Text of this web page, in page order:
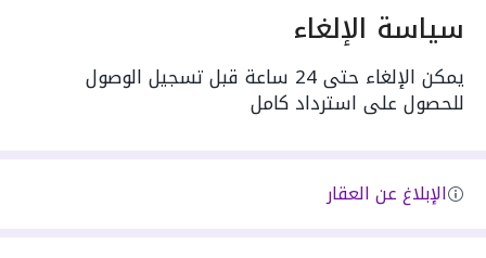
سياسة الإلغاء
يمكن الإلغاء حتى 24 ساعة قبل تسجيل الوصول
للحصول على استرداد كامل
الإبلاغ عن العقار